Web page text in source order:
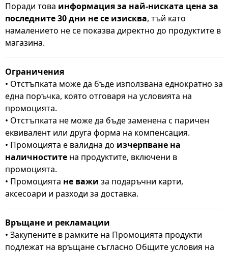
Поради това информация за най-ниската цена за
последните 30 дни не се изисква, тъй като
намалението не се показва директно до продуктите в
магазина.
Ограничения
• Отстъпката може да бъде използвана еднократно за
една поръчка, която отговаря на условията на
промоцията.
• Отстъпката не може да бъде заменена с паричен
еквивалент или друга форма на компенсация.
• Промоцията е валидна до изчерпване на
наличностите на продуктите, включени в
промоцията.
• Промоцията не важи за подаръчни карти,
аксесоари и разходи за доставка.
Връщане и рекламации
• Закупените в рамките на Промоцията продукти
подлежат на връщане съгласно Общите условия на